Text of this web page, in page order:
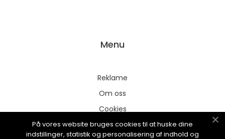
Menu
Reklame
Om oss
Cookies
Kontakt Oss
På vores website bruges cookies til at huske dine
indstillinger, statistik og personalisering af indhold og